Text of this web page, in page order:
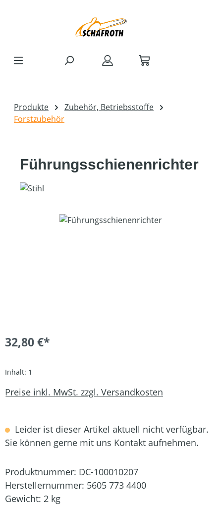
Produkte
Zubehör, Betriebsstoffe
Forstzubehör
Führungsschienenrichter
Bildergalerie überspringen
32,80 €*
Inhalt: 1
Preise inkl. MwSt. zzgl. Versandkosten
Leider ist dieser Artikel aktuell nicht verfügbar.
Sie können gerne mit uns Kontakt aufnehmen.
Produktnummer: DC-100010207
Herstellernummer: 5605 773 4400
Gewicht: 2 kg